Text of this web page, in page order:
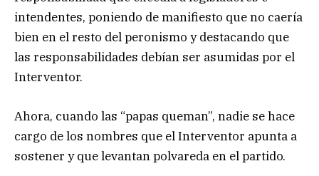
intendentes, poniendo de manifiesto que no caería
bien en el resto del peronismo y destacando que
las responsabilidades debían ser asumidas por el
Interventor.
Ahora, cuando las “papas queman”, nadie se hace
cargo de los nombres que el Interventor apunta a
sostener y que levantan polvareda en el partido.